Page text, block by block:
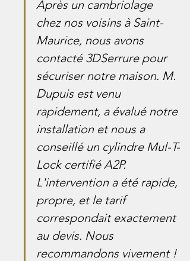
Après un cambriolage
chez nos voisins à Saint-
Maurice, nous avons
contacté 3DSerrure pour
sécuriser notre maison. M.
Dupuis est venu
rapidement, a évalué notre
installation et nous a
conseillé un cylindre Mul-T-
Lock certifié A2P.
L'intervention a été rapide,
propre, et le tarif
correspondait exactement
au devis. Nous
recommandons vivement !